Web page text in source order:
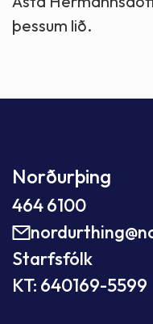
þessum lið.
Norðurþing
464 6100
Starfsfólk
KT: 640169-5599